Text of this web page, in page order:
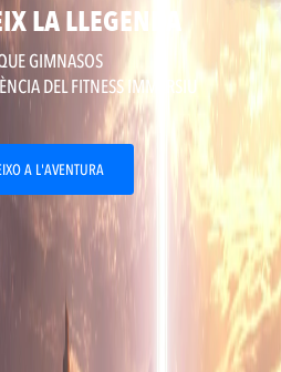
LA LLEGENDA
GIMNASOS
DEL FITNESS IMMERSIU
A L'AVENTURA